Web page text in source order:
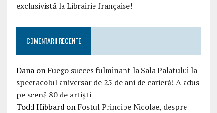
exclusivistă la Librairie française!
COMENTARII RECENTE
Danaon Fuego succes fulminant la Sala Palatului la
spectacolul aniversar de 25 de ani de carieră! A adus
pe scenă 80 de artiști
Todd Hibbardon Fostul Principe Nicolae, despre